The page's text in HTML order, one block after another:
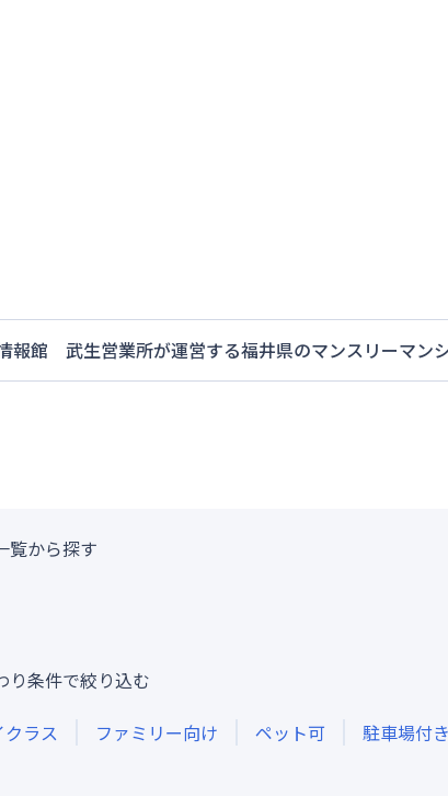
報館 武生営業所が運営する福井県のマンスリーマン
覧から探す
り条件で絞り込む
ラス ファミリー向け ペット可 駐車場付